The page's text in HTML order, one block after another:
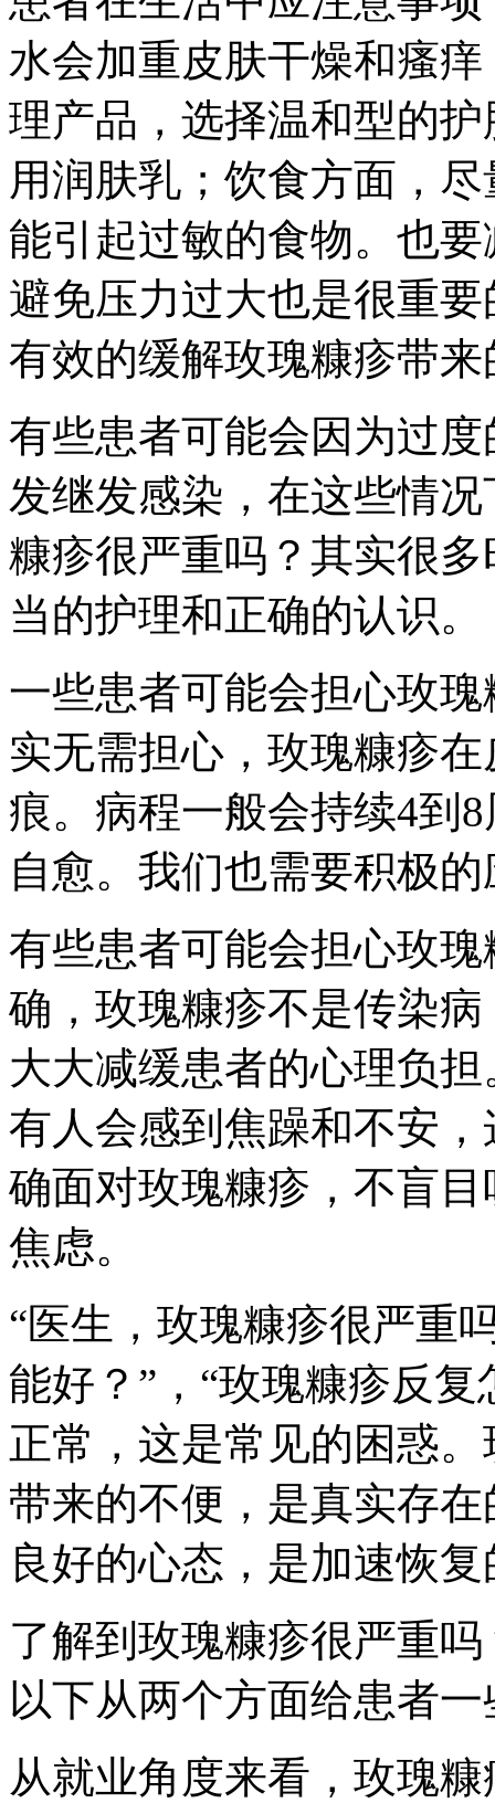
水会加重皮肤干燥和瘙
理产品，选择温和型的
用润肤乳；饮食方面，
能引起过敏的食物。也
避免压力过大也是很重
有效的缓解玫瑰糠疹带
有些患者可能会因为过
发继发感染，在这些情
糠疹很严重吗？其实很
当的护理和正确的认识。
一些患者可能会担心玫
实无需担心，玫瑰糠疹
痕。病程一般会持续4到
自愈。我们也需要积极
有些患者可能会担心玫
确，玫瑰糠疹不是传染
大大减缓患者的心理负
有人会感到焦躁和不安
确面对玫瑰糠疹，不盲
焦虑。
“医生，玫瑰糠疹很严重
能好？”，“玫瑰糠疹反
正常，这是常见的困惑
带来的不便，是真实存
良好的心态，是加速恢
了解到玫瑰糠疹很严重
以下从两个方面给患者
从就业角度来看，玫瑰